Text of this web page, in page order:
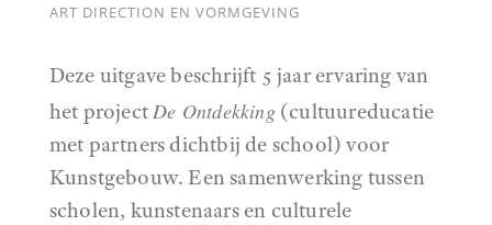
ART DIRECTION EN VORMGEVING
Deze uitgave beschrijft 5 jaar ervaring van
het projectDe Ontdekking(cultuureducatie
met partners dichtbij de school) voor
Kunstgebouw. Een samenwerking tussen
scholen, kunstenaars en culturele